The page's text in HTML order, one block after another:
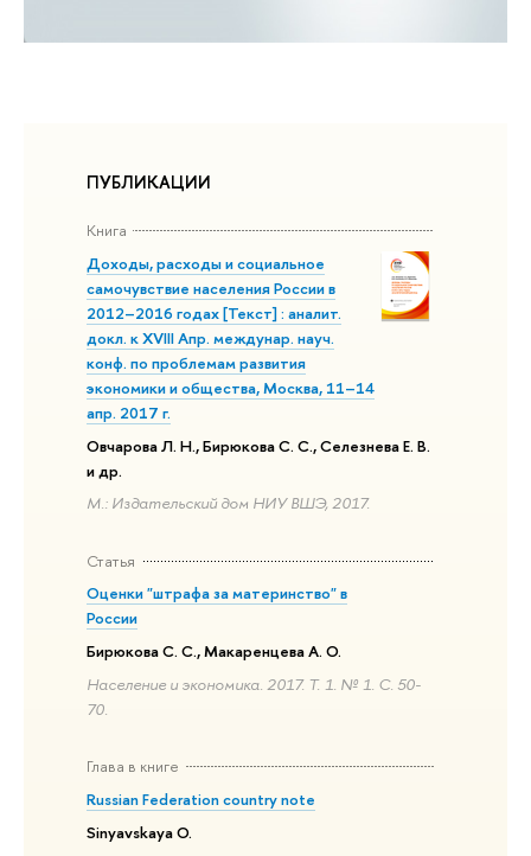
ПУБЛИКАЦИИ
Книга
Доходы, расходы и социальное
самочувствие населения России в
2012–2016 годах [Текст] : аналит.
докл. к XVIII Апр. междунар. науч.
конф. по проблемам развития
экономики и общества, Москва, 11–14
апр. 2017 г.
Овчарова Л. Н., Бирюкова С. С., Селезнева Е. В.
и др.
М.: Издательский дом НИУ ВШЭ, 2017.
Статья
Оценки "штрафа за материнство" в
России
Бирюкова С. С., Макаренцева А. О.
Население и экономика. 2017. Т. 1. № 1. С. 50-
70.
Глава в книге
Russian Federation country note
Sinyavskaya O.